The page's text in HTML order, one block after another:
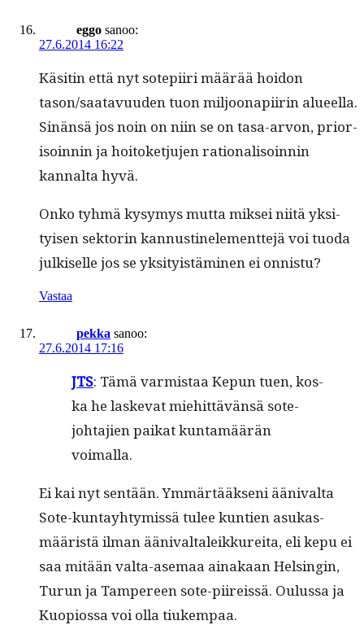
eggo sanoo:
27.6.2014 16:22
Käsitin että nyt sotepi­iri määrää hoidon
tason/saatavuuden tuon miljoon­api­irin alueel­la.
Sinän­sä jos noin on niin se on tasa-arvon, pri­or­
isoin­nin ja hoitoketju­jen ratio­nal­isoin­nin
kannal­ta hyvä.
Onko tyh­mä kysymys mut­ta mik­sei niitä yksi­
tyisen sek­torin kan­nustinele­ment­te­jä voi tuo­da
julkiselle jos se yksi­ty­istämi­nen ei onnistu?
Vastaa
pekka sanoo:
27.6.2014 17:16
JTS: Tämä varmis­taa Kepun tuen, kos­
ka he laske­vat miehit­tävän­sä sote-
johta­jien paikat kun­tamäärän
voimalla.
Ei kai nyt sen­tään. Ymmärtääk­seni ääni­val­ta
Sote-kun­tay­htymis­sä tulee kun­tien asukas­
määristä ilman ääni­val­taleikkure­i­ta, eli kepu ei
saa mitään val­ta-ase­maa ainakaan Helsin­gin,
Turun ja Tam­pereen sote-piireis­sä. Oulus­sa ja
Kuo­pios­sa voi olla tiukempaa.